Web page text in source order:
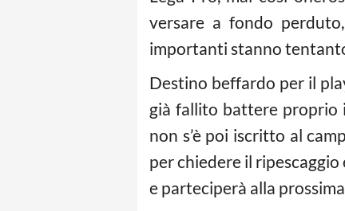
versare a fondo
importanti stanno tentanto
Destino beffardo per il
già fallito battere proprio
non s’è poi iscritto al
per chiedere il
e parteciperà alla